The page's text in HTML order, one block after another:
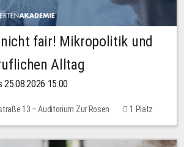
fair! Mikropolitik und
Alltag
25.08.2026 15:00
13 – Auditorium Zur Rosen
1 Platz